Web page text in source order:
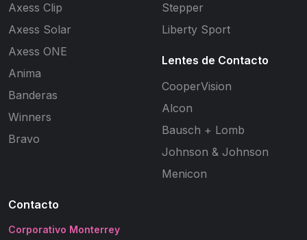
Axess Clip
Axess Solar
Axess ONE
Anima
Banderas
Winners
Bravo
Stepper
Liberty Sport
Lentes de Contacto
CooperVision
Alcon
Bausch + Lomb
Johnson & Johnson
Menicon
Contacto
Corporativo Monterrey